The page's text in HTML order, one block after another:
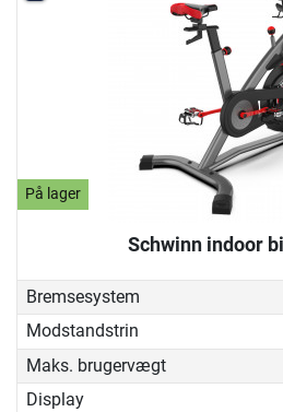
På lager
Schwinn indoor
Bremsesystem
Modstandstrin
Maks. brugervægt
Display